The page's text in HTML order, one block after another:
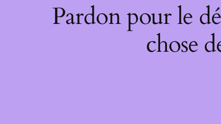
Pardon pour le
chose